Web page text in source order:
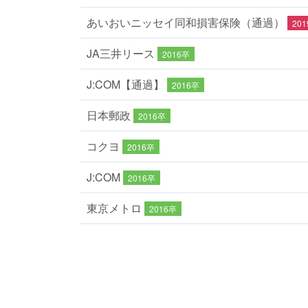
あいおいニッセイ同和損害保険（通過）
JA三井リース 2016卒
J:COM【通過】 2016卒
日本郵政 2016卒
コクヨ 2016卒
J:COM 2016卒
東京メトロ 2016卒